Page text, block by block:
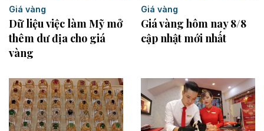
Giá vàng
Dữ liệu việc làm Mỹ mở
thêm dư địa cho giá
vàng
Giá vàng
Giá vàng hôm nay 8/8
cập nhật mới nhất